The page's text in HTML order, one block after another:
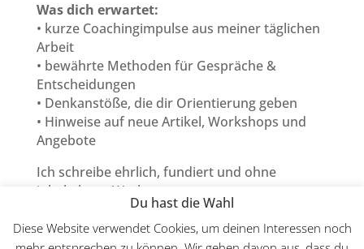
Was dich erwartet:
• kurze Coachingimpulse aus meiner täglichen
Arbeit
• bewährte Methoden für Gespräche &
Entscheidungen
• Denkanstöße, die dir Orientierung geben
• Hinweise auf neue Artikel, Workshops und
Angebote
Ich schreibe ehrlich, fundiert und ohne
inhaltsleere Werbung.
Abmelden kannst du dich jederzeit mit einem
Klick.
Du hast die Wahl
Diese Website verwendet Cookies, um deinen Interessen noch